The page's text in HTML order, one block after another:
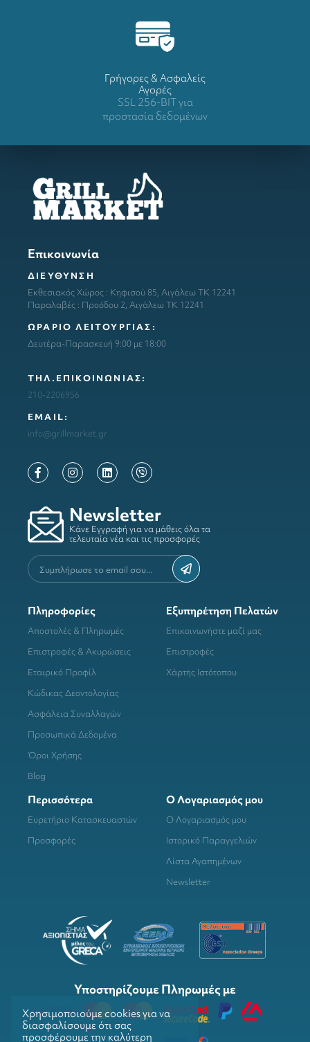
Γρήγορες & Ασφαλείς
Αγορές
SSL 256-BIT για
προστασία δεδομένων
Επικοινωνία
ΔΙΕΥΘΥΝΣΗ
Εκθεσιακός Χώρος : Κηφισού 85, Αιγάλεω ΤΚ 12241
Παραλαβές : Προόδου 2, Αιγάλεω ΤΚ 12241
ΩΡΑΡΙΟ ΛΕΙΤΟΥΡΓΙΑΣ:
Δευτέρα-Παρασκευή 9:00 με 18:00
ΤΗΛ.ΕΠΙΚΟΙΝΩΝΙΑΣ:
210-2206956
ΕΜΑΙL:
info@grillmarket.gr
Newsletter
Κάνε Εγγραφή για να μάθεις όλα τα
τελευταία νέα και τις προσφορές
Πληροφορίες
Αποστολές & Πληρωμές
Επιστροφές & Ακυρώσεις
Εταιρικό Προφίλ
Κώδικας Δεοντολογίας
Ασφάλεια Συναλλαγών
Προσωπικά Δεδομένα
Όροι Χρήσης
Blog
Εξυπηρέτηση Πελατών
Επικοινωνήστε μαζί μας
Επιστροφές
Χάρτης Ιστότοπου
Περισσότερα
Ευρετήριο Κατασκευαστών
Προσφορές
Ο Λογαριασμός μου
Ο Λογαριασμός μου
Ιστορικό Παραγγελιών
Λίστα Αγαπημένων
Newsletter
Υποστηρίζουμε Πληρωμές με
Χρησιμοποιούμε cookies για να
διασφαλίσουμε ότι σας
προσφέρουμε την καλύτερη